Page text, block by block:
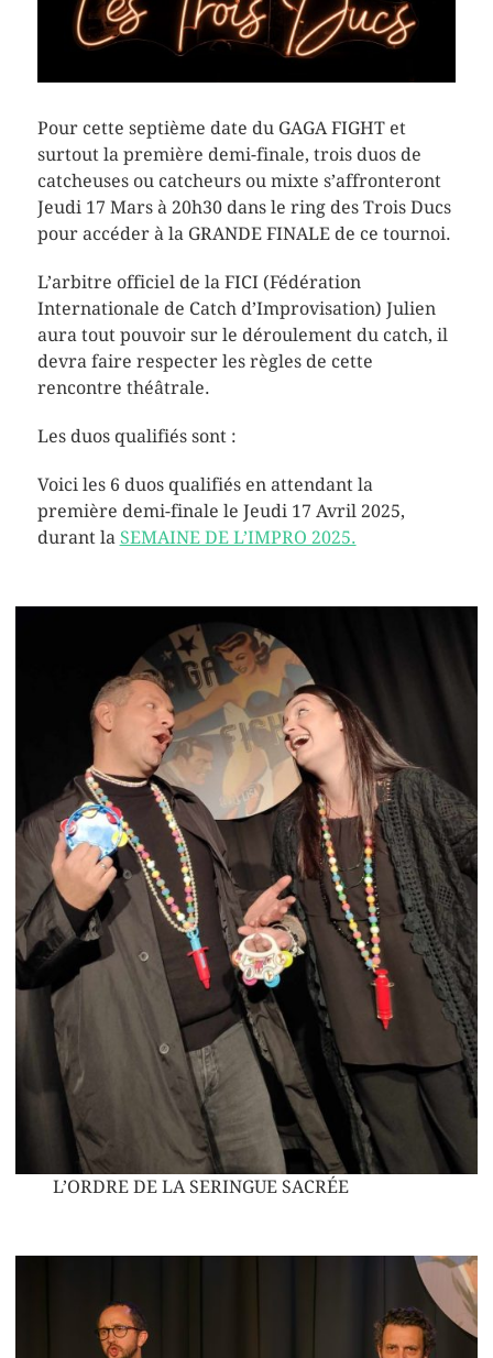
Pour cette septième date du GAGA FIGHT et
surtout la première demi-finale, trois duos de
catcheuses ou catcheurs ou mixte s’affronteront
Jeudi 17 Mars à 20h30 dans le ring des Trois Ducs
pour accéder à la GRANDE FINALE de ce tournoi.
L’arbitre officiel de la FICI (Fédération
Internationale de Catch d’Improvisation) Julien
aura tout pouvoir sur le déroulement du catch, il
devra faire respecter les règles de cette
rencontre théâtrale.
Les duos qualifiés sont :
Voici les 6 duos qualifiés en attendant la
première demi-finale le Jeudi 17 Avril 2025,
durant la SEMAINE DE L’IMPRO 2025.
L’ORDRE DE LA SERINGUE SACRÉE